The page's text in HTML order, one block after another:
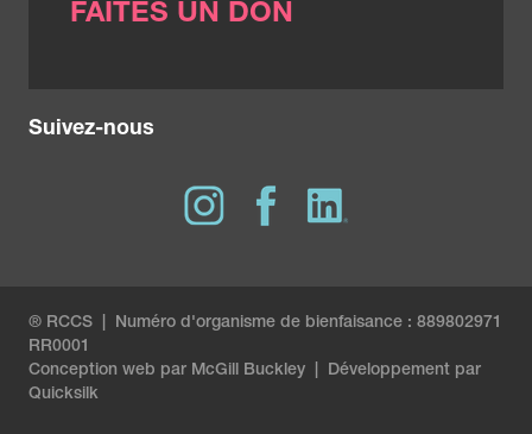
FAITES UN DON
Suivez-nous
® RCCS | Numéro d'organisme de bienfaisance : 889802971
RR0001
Conception web par McGill Buckley
Développement par
Quicksilk